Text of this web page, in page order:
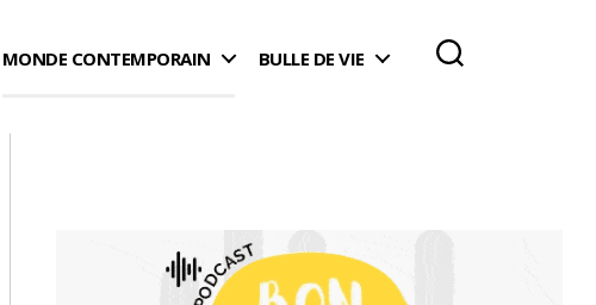
MONDE CONTEMPORAIN BULLE DE VIE